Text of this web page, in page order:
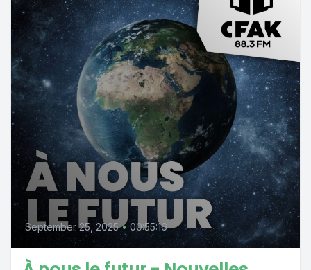
September 25, 2025 • 00:55:16